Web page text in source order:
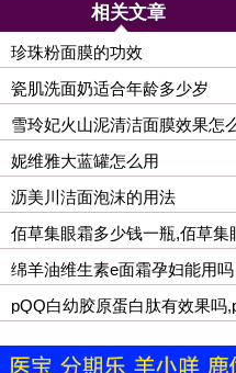
相关文章
珍珠粉面膜的功效
瓷肌洗面奶适合年龄多少岁
雪玲妃火山泥清洁面膜效果怎
用
妮维雅大蓝罐怎么用
沥美川洁面泡沫的用法
佰草集眼霜多少钱一瓶,佰草集
绵羊油维生素e面霜孕妇能用吗
pQQ白幼胶原蛋白肽有效果吗